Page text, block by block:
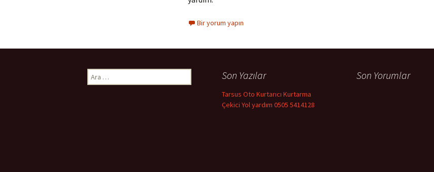
Bir yorum yapın
r
Son Yazılar
Tarsus Oto Kurtarıcı Kurtarma
Çekici Yol yardım 0505 5414128
Son Yorumlar